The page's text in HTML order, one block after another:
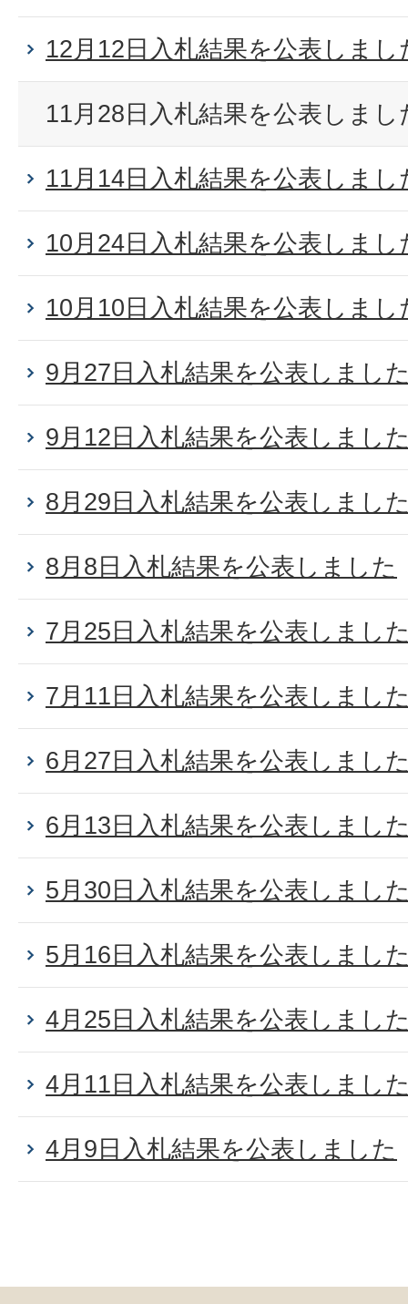
12月12日入札結果を公表しまし
11月28日入札結果を公表しまし
11月14日入札結果を公表しまし
10月24日入札結果を公表しまし
10月10日入札結果を公表しまし
9月27日入札結果を公表しまし
9月12日入札結果を公表しまし
8月29日入札結果を公表しまし
8月8日入札結果を公表しました
7月25日入札結果を公表しまし
7月11日入札結果を公表しまし
6月27日入札結果を公表しまし
6月13日入札結果を公表しまし
5月30日入札結果を公表しまし
5月16日入札結果を公表しまし
4月25日入札結果を公表しまし
4月11日入札結果を公表しまし
4月9日入札結果を公表しました